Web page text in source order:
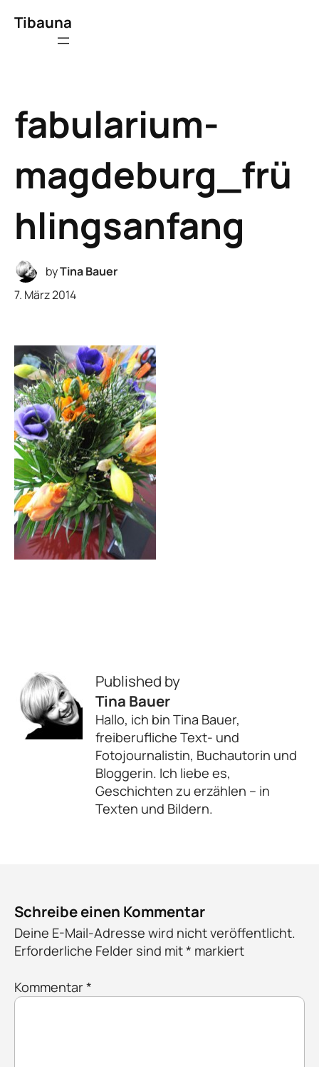
Tibauna
fabularium-
magdeburg_frü
hlingsanfang
byTina Bauer
7. März 2014
Published by
Tina Bauer
Hallo, ich bin Tina Bauer,
freiberufliche Text- und
Fotojournalistin, Buchautorin und
Bloggerin. Ich liebe es,
Geschichten zu erzählen – in
Texten und Bildern.
Schreibe einen Kommentar
Deine E-Mail-Adresse wird nicht veröffentlicht.
Erforderliche Felder sind mit* markiert
Kommentar *